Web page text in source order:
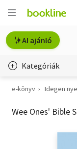
AI ajánló
Kategóriák
Életmód, egészség
Erotika
Gyermek- és ifjúsági
e-könyv Idegen
Wee Ones' Bible